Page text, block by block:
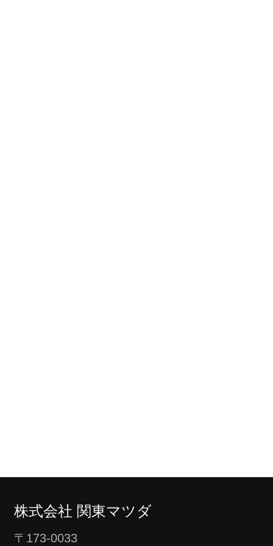
株式会社 関東マツダ
〒173-0033